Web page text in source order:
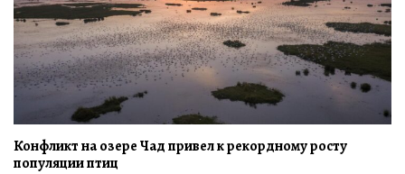
Конфликт на озере Чад привел к рекордному росту
популяции птиц